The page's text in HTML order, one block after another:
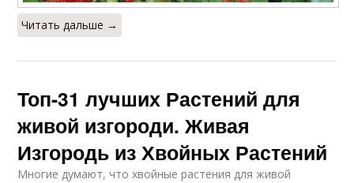
Читать дальше →
Топ-31 лучших Растений для
живой изгороди. Живая
Изгородь из Хвойных Растений
Многие думают, что хвойные растения для живой